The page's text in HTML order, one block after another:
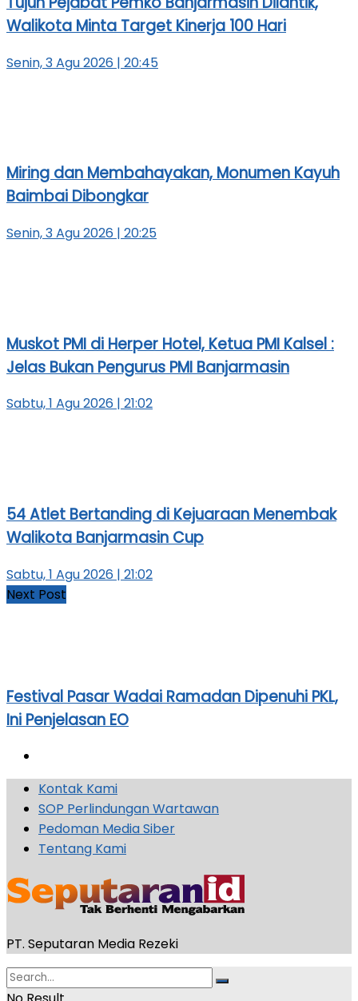
Walikota Minta Target Kinerja 100 Hari
Senin, 3 Agu 2026 | 20:45
Miring dan Membahayakan, Monumen Kayuh
Baimbai Dibongkar
Senin, 3 Agu 2026 | 20:25
Muskot PMI di Herper Hotel, Ketua PMI Kalsel :
Jelas Bukan Pengurus PMI Banjarmasin
Sabtu, 1 Agu 2026 | 21:02
54 Atlet Bertanding di Kejuaraan Menembak
Walikota Banjarmasin Cup
Sabtu, 1 Agu 2026 | 21:02
Next Post
Festival Pasar Wadai Ramadan Dipenuhi PKL,
Ini Penjelasan EO
Kontak Kami
SOP Perlindungan Wartawan
Pedoman Media Siber
Tentang Kami
PT. Seputaran Media Rezeki